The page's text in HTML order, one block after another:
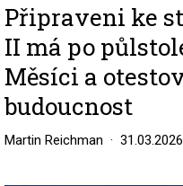
Připraveni ke
II má po
Měsíci a
budoucnost
Martin Reichman 31.03.2026